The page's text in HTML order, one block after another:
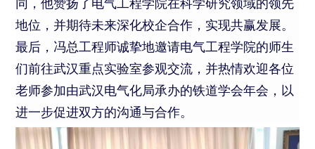
同，他赞扬了电气工程学院在科学研究领域的领先
地位，并期待未来深化校企合作，实现共赢发展。
最后，冯总工程师诚挚地邀请电气工程学院的师生
们前往武汉重点实验室参观交流，并热情欢迎各位
老师参加由武汉电气化局承办的铁道学会年会，以
进一步促进双方的沟通与合作。